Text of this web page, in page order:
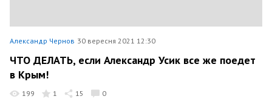
Александр Чернов 30 вересня 2021 12:30
ЧТО ДЕЛАТЬ, если Александр Усик все же поедет
в Крым!
199 1 15 0